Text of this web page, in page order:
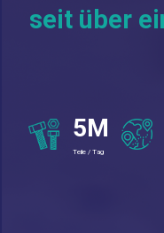
seit über
6M
Teile / Tag